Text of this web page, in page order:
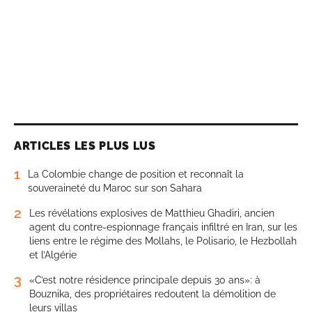
ARTICLES LES PLUS LUS
1
La Colombie change de position et reconnaît la
souveraineté du Maroc sur son Sahara
2
Les révélations explosives de Matthieu Ghadiri, ancien
agent du contre-espionnage français infiltré en Iran, sur les
liens entre le régime des Mollahs, le Polisario, le Hezbollah
et l’Algérie
3
«C’est notre résidence principale depuis 30 ans»: à
Bouznika, des propriétaires redoutent la démolition de
leurs villas